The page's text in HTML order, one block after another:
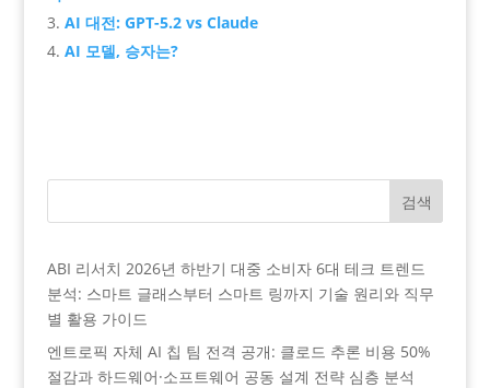
AI 대전: GPT-5.2 vs Claude
AI 모델, 승자는?
검색
ABI 리서치 2026년 하반기 대중 소비자 6대 테크 트렌드
분석: 스마트 글래스부터 스마트 링까지 기술 원리와 직무
별 활용 가이드
엔트로픽 자체 AI 칩 팀 전격 공개: 클로드 추론 비용 50%
절감과 하드웨어·소프트웨어 공동 설계 전략 심층 분석